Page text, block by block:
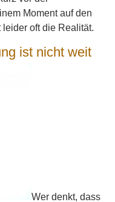
Moment auf den
oft die Realität.
ist nicht weit
Wer denkt, dass